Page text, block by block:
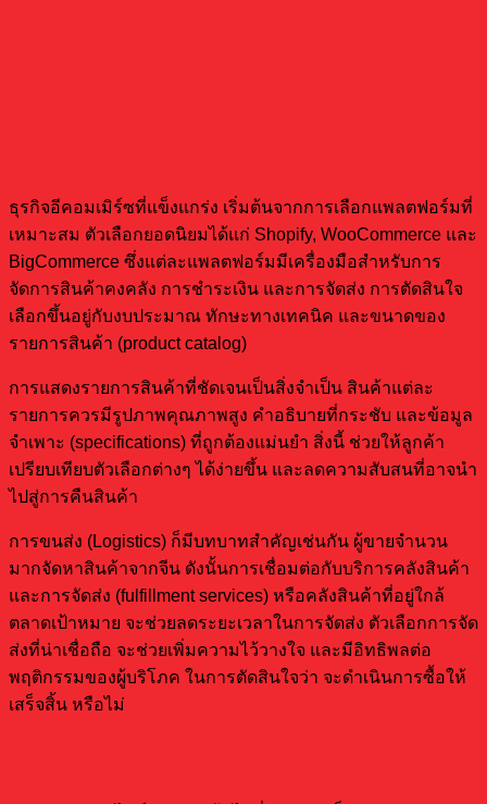
ธุรกิจอีคอมเมิร์ซที่แข็งแกร่ง เริ่มต้นจากการเลือกแพลตฟอร์มที่
เหมาะสม ตัวเลือกยอดนิยมได้แก่ Shopify, WooCommerce และ
BigCommerce ซึ่งแต่ละแพลตฟอร์มมีเครื่องมือสำหรับการ
จัดการสินค้าคงคลัง การชำระเงิน และการจัดส่ง การตัดสินใจ
เลือกขึ้นอยู่กับงบประมาณ ทักษะทางเทคนิค และขนาดของ
รายการสินค้า (product catalog)
การแสดงรายการสินค้าที่ชัดเจนเป็นสิ่งจำเป็น สินค้าแต่ละ
รายการควรมีรูปภาพคุณภาพสูง คำอธิบายที่กระชับ และข้อมูล
จำเพาะ (specifications) ที่ถูกต้องแม่นยำ สิ่งนี้ ช่วยให้ลูกค้า
เปรียบเทียบตัวเลือกต่างๆ ได้ง่ายขึ้น และลดความสับสนที่อาจนำ
ไปสู่การคืนสินค้า
การขนส่ง (Logistics) ก็มีบทบาทสำคัญเช่นกัน ผู้ขายจำนวน
มากจัดหาสินค้าจากจีน ดังนั้นการเชื่อมต่อกับบริการคลังสินค้า
และการจัดส่ง (fulfillment services) หรือคลังสินค้าที่อยู่ใกล้
ตลาดเป้าหมาย จะช่วยลดระยะเวลาในการจัดส่ง ตัวเลือกการจัด
ส่งที่น่าเชื่อถือ จะช่วยเพิ่มความไว้วางใจ และมีอิทธิพลต่อ
พฤติกรรมของผู้บริโภค ในการตัดสินใจว่า จะดำเนินการซื้อให้
เสร็จสิ้น หรือไม่